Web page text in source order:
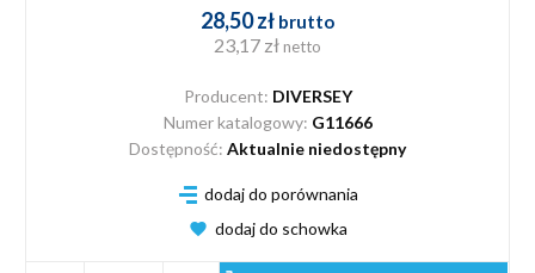
28,50 zł brutto
23,17 zł netto
Producent: DIVERSEY
Numer katalogowy: G11666
Dostępność: Aktualnie niedostępny
dodaj do porównania
dodaj do schowka